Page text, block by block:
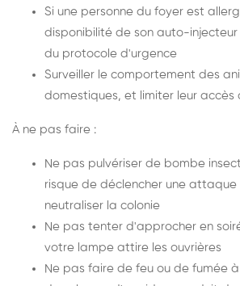
Si une personne du foyer est
disponibilité de son auto-
du protocole d'urgence
Surveiller le comportement des
domestiques, et limiter leur accès
À ne pas faire :
Ne pas pulvériser de bombe
risque de déclencher une attaque
neutraliser la colonie
Ne pas tenter d'approcher en
votre lampe attire les ouvrières
Ne pas faire de feu ou de fumée